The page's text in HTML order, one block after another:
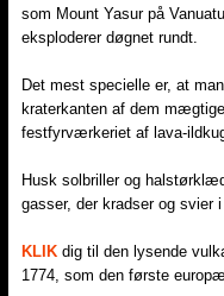
som Mount Yasur på
eksploderer døgnet rundt.
Det mest specielle er, at
kraterkanten af dem
festfyrværkeriet af lava-
Husk solbriller og
gasser, der kradser og svier
KLIK dig til den lysende
1774, som den første